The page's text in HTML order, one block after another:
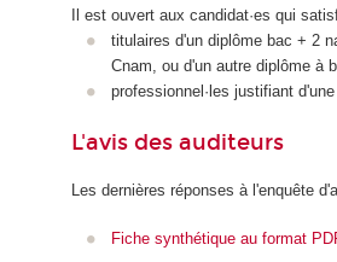
Il est ouvert aux candidat·es qui
titulaires d'un diplôme bac + 2
Cnam, ou d'un autre diplôme à
professionnel·les justifiant
L'avis des auditeurs
Les dernières réponses à l'enquête
Fiche synthétique au format